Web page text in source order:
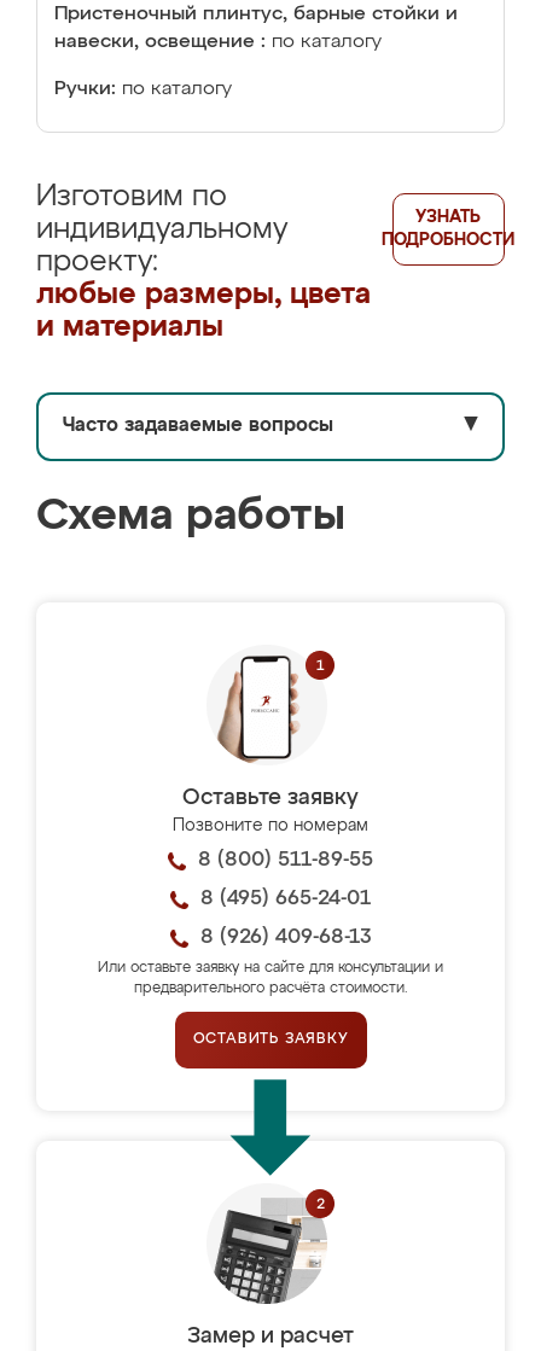
Пристеночный плинтус, барные стойки и
навески, освещение : по каталогу
Ручки: по каталогу
Изготовим по
индивидуальному
проекту:
любые размеры, цвета
и материалы
УЗНАТЬ
ПОДРОБНОСТИ
Часто задаваемые вопросы ▼
Схема работы
Оставьте заявку
Позвоните по номерам
8 (800) 511-89-55
8 (495) 665-24-01
8 (926) 409-68-13
Или оставьте заявку на сайте для консультации и
предварительного расчёта стоимости.
ОСТАВИТЬ ЗАЯВКУ
Замер и расчет